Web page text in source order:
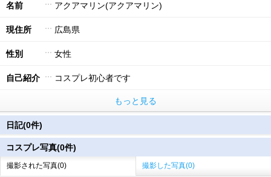
名前 アクアマリン(アクアマリン)
現住所 広島県
性別 女性
自己紹介 コスプレ初心者です
もっと見る
日記(0件)
コスプレ写真(0件)
撮影された写真(0) 撮影した写真(0)